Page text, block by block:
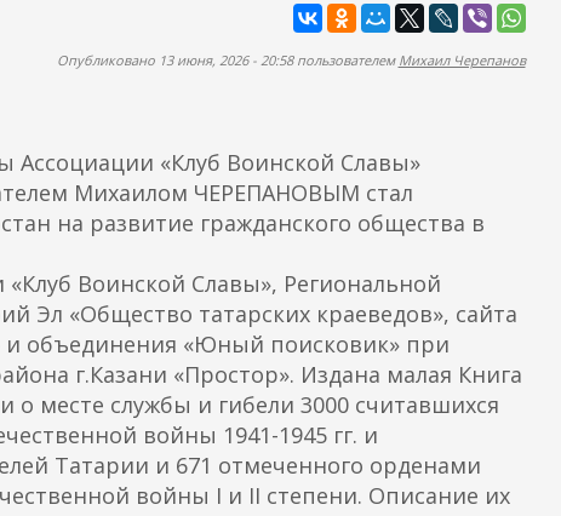
Опубликовано 13 июня, 2026 - 20:58 пользователем Михаил Черепанов
Ассоциации «Клуб Воинской Славы»
Михаилом ЧЕРЕПАНОВЫМ стал
на развитие гражданского общества в
Воинской Славы», Региональной
Эл «Общество татарских краеведов», сайта
объединения «Юный поисковик» при
г.Казани «Простор». Издана малая Книга
месте службы и гибели 3000 считавшихся
войны 1941-1945 гг. и
Татарии и 671 отмеченного орденами
войны I и II степени. Описание их